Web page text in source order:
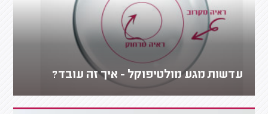
עדשות מגע מולטיפוקל - איך זה עובד?